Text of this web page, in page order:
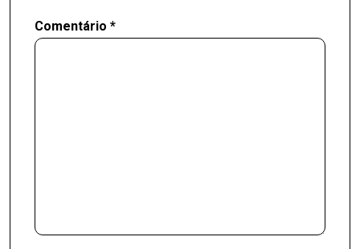
Comentário *